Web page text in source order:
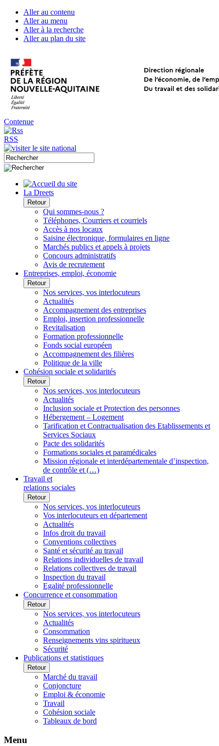
Aller au contenu
Aller au menu
Aller à la recherche
Aller au plan du site
Contenue
RSS
La Dreets
Retour
Qui sommes-nous ?
Téléphones, Courriers et courriels
Accès à nos locaux
Saisine électronique, formulaires en ligne
Marchés publics et appels à projets
Concours administratifs
Avis de recrutement
Entreprises, emploi, économie
Retour
Nos services, vos interlocuteurs
Actualités
Accompagnement des entreprises
Emploi, insertion professionnelle
Revitalisation
Formation professionnelle
Fonds social européen
Accompagnement des filières
Politique de la ville
Cohésion sociale et solidarités
Retour
Nos services, vos interlocuteurs
Actualités
Inclusion sociale et Protection des personnes
Hébergement – Logement
Tarification et Contractualisation des Etablissements et
Services Sociaux
Pacte des solidarités
Formations sociales et paramédicales
Mission régionale et interdépartementale d’inspection,
de contrôle et (…)
Travail et
relations sociales
Retour
Nos services, vos interlocuteurs
Vos interlocuteurs en département
Actualités
Infos droit du travail
Conventions collectives
Santé et sécurité au travail
Relations individuelles de travail
Relations collectives de travail
Inspection du travail
Egalité professionnelle
Concurrence et consommation
Retour
Nos services, vos interlocuteurs
Actualités
Consommation
Renseignements vins spiritueux
Sécurité
Publications et statistiques
Retour
Marché du travail
Conjoncture
Emploi & économie
Travail
Cohésion sociale
Tableaux de bord
Menu